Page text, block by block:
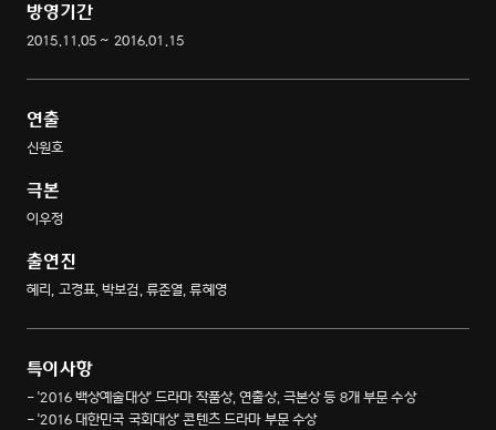
방영기간
2015.11.05 ~ 2016.01.15
연출
신원호
극본
이우정
출연진
혜리, 고경표, 박보검, 류준열, 류혜영
특이사항
- '2016 백상예술대상' 드라마 작품상, 연출상, 극본상 등 8개 부문 수상
- '2016 대한민국 국회대상' 콘텐츠 드라마 부문 수상